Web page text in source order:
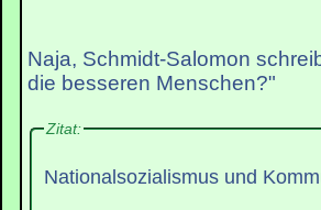
Naja, Schmidt-Salomon
die besseren Menschen?"
Zitat:
Nationalsozialismus und